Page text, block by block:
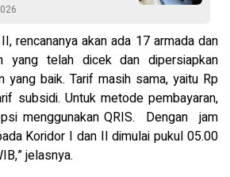
rencananya akan ada 17 armada dan
yang telah dicek dan dipersiapkan
yang baik. Tarif masih sama, yaitu Rp
subsidi. Untuk metode pembayaran,
menggunakan QRIS. Dengan jam
Koridor I dan II dimulai pukul 05.00
jelasnya.